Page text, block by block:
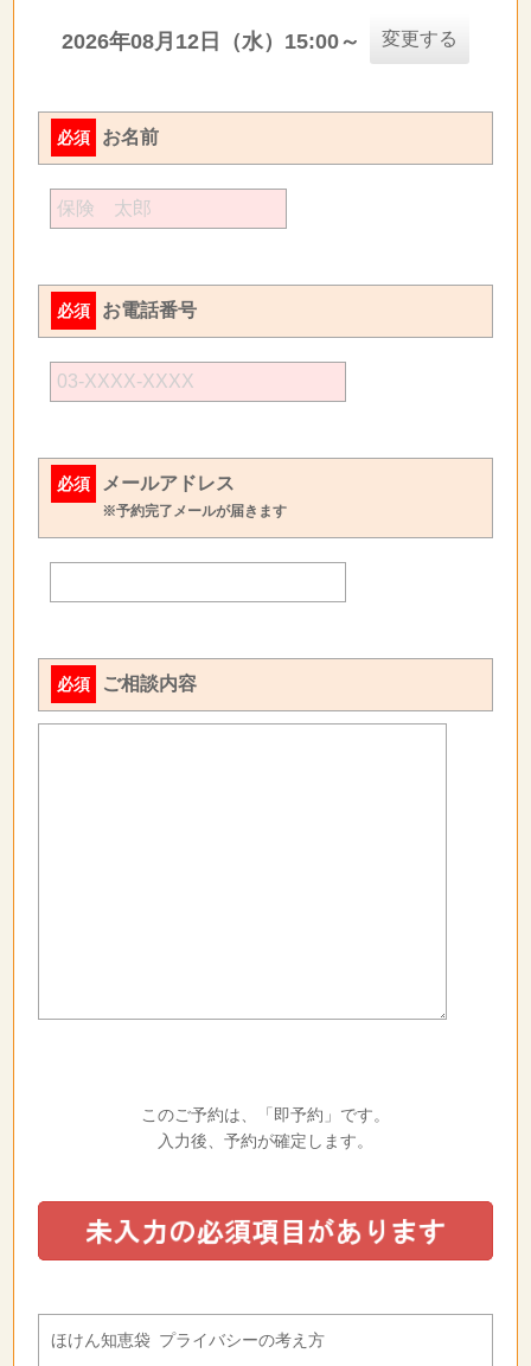
2026年08月12日（水）15:00～ 変更する
必須 お名前
必須 お電話番号
必須 メールアドレス
※予約完了メールが届きます
必須 ご相談内容
このご予約は、「即予約」です。
入力後、予約が確定します。
ほけん知恵袋 プライバシーの考え方